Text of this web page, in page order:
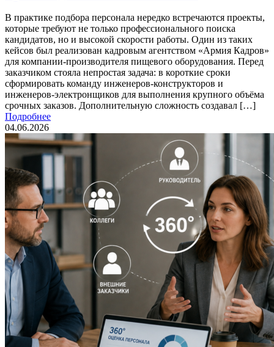
В практике подбора персонала нередко встречаются проекты,
которые требуют не только профессионального поиска
кандидатов, но и высокой скорости работы. Один из таких
кейсов был реализован кадровым агентством «Армия Кадров»
для компании-производителя пищевого оборудования. Перед
заказчиком стояла непростая задача: в короткие сроки
сформировать команду инженеров-конструкторов и
инженеров-электронщиков для выполнения крупного объёма
срочных заказов. Дополнительную сложность создавал […]
Подробнее
04.06.2026